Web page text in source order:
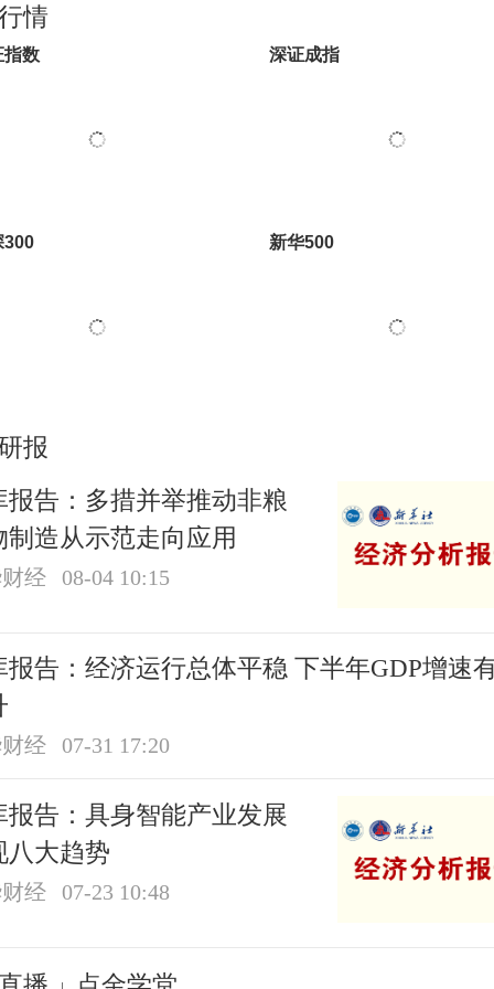
情
指数 深证成指
300 新华500
报
报告：多措并举推动非粮
制造从示范走向应用
经 08-04 10:15
：经济运行总体平稳 下半年GDP增速有望
经 07-31 17:20
报告：具身智能产业发展
八大趋势
经 07-23 10:48